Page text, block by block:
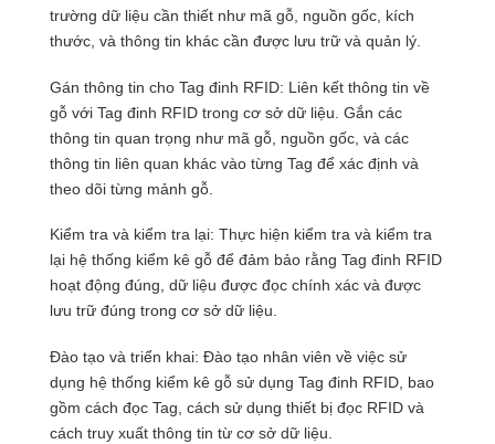
trường dữ liệu cần thiết như mã gỗ, nguồn gốc, kích
thước, và thông tin khác cần được lưu trữ và quản lý.
Gán thông tin cho Tag đinh RFID: Liên kết thông tin về
gỗ với Tag đinh RFID trong cơ sở dữ liệu. Gắn các
thông tin quan trọng như mã gỗ, nguồn gốc, và các
thông tin liên quan khác vào từng Tag để xác định và
theo dõi từng mảnh gỗ.
Kiểm tra và kiểm tra lại: Thực hiện kiểm tra và kiểm tra
lại hệ thống kiểm kê gỗ để đảm bảo rằng Tag đinh RFID
hoạt động đúng, dữ liệu được đọc chính xác và được
lưu trữ đúng trong cơ sở dữ liệu.
Đào tạo và triển khai: Đào tạo nhân viên về việc sử
dụng hệ thống kiểm kê gỗ sử dụng Tag đinh RFID, bao
gồm cách đọc Tag, cách sử dụng thiết bị đọc RFID và
cách truy xuất thông tin từ cơ sở dữ liệu.